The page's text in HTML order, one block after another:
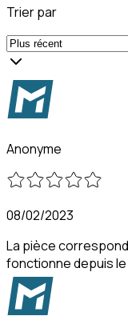
Trier par
Anonyme
08/02/2023
La pièce
fonctionne depuis